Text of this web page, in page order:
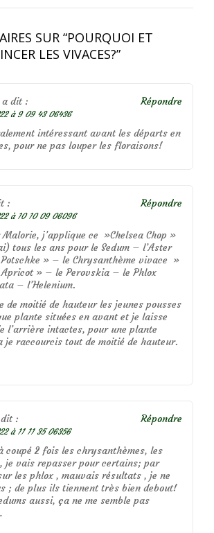
SUR “POURQUOI ET
LES VIVACES?”
a dit :
à 9 09 43 06436
intéressant avant les départs en
pour ne pas louper les floraisons!
Répondre
:
à 10 10 09 06096
Malorie, j’applique ce »Chelsea Chop »
tous les ans pour le Sedum – l’Aster
» – le Chrysanthème vivace »
Apricot » – le Perovskia – le Phlox
– l’Helenium.
de moitié de hauteur les jeunes pousses
plante situées en avant et je laisse
l’arrière intactes, pour une plante
je raccourcis tout de moitié de hauteur.
Répondre
:
à 11 11 35 06356
coupé 2 fois les chrysanthèmes, les
je vais repasser pour certains; par
les phlox , mauvais résultats , je ne
; de plus ils tiennent très bien debout!
aussi, ça ne me semble pas
Répondre